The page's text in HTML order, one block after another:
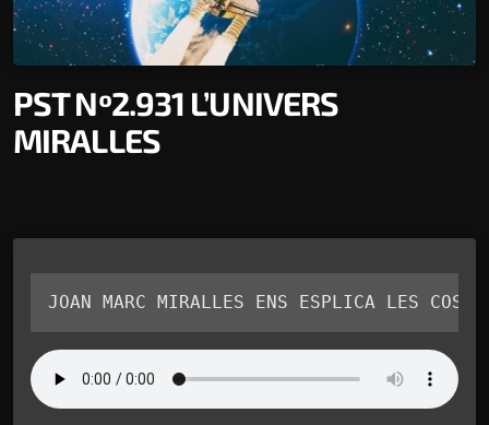
PST Nº2.931 L’UNIVERS
MIRALLES
JOAN MARC MIRALLES ENS ESPLICA LES